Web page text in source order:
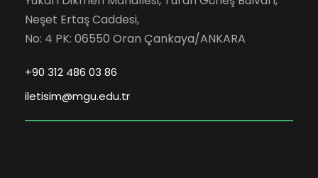
Neşet Ertaş Caddesi,
No: 4 PK: 06550 Oran Çankaya/ANKARA
+90 312 486 03 86
iletisim@mgu.edu.tr